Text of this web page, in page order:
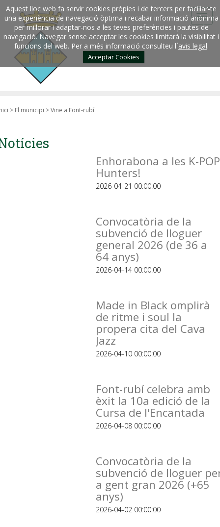
Aquest lloc web fa servir cookies pròpies i de tercers per faciliar-te
una experiència de navegació òptima i recabar informació anònima
per millorar i adaptar-nos a les teves preferències i pautes de
navegació. Navegar sense acceptar les cookies limitarà la visibilitat i
funcions del web. Per a més informació consulteu l´avis legal.
Acceptar Cookies
> El municipi >Vine a Font-rubí
Enhorabona a les K-POP
Hunters!
2026-04-21 00:00:00
Convocatòria de la
subvenció de lloguer
general 2026 (de 36 a
64 anys)
2026-04-14 00:00:00
Made in Black omplirà
de ritme i soul la
propera cita del Cava
Jazz
2026-04-10 00:00:00
Font-rubí celebra amb
èxit la 10a edició de la
Cursa de l'Encantada
2026-04-08 00:00:00
Convocatòria de la
subvenció de lloguer
a gent gran 2026 (+65
anys)
2026-04-02 00:00:00